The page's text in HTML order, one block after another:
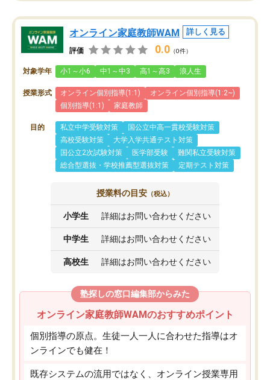
オンライン家庭教師WAM 詳しく見る
評価 0.0 （0件）
対象学年 小1～小6 中1～中3 高1～高3 浪人生
授業形式 オンライン個別指導(1:1)
オンライン個別指導(1:2~)
個別指導(1:1)
家庭教師
目的 私立中学受験対策
国公立中高一貫校受験対策
高校受験対策
大学入学共通テスト対策
国公立2次試験対策
医学部受験
難関私立受験対策
総合型選抜・学校推薦型選抜対策
定期テスト対策
授業料の目安 （税込）
小学生 詳細はお問い合わせください
中学生 詳細はお問い合わせください
高校生 詳細はお問い合わせください
塾探しの窓口編集部からみた
オンライン家庭教師WAMのおすすめポイント
個別指導の原点。生徒一人一人に合わせた指導はオ
ンラインでも健在！
既存システムの流用ではなく、オンライン授業専用